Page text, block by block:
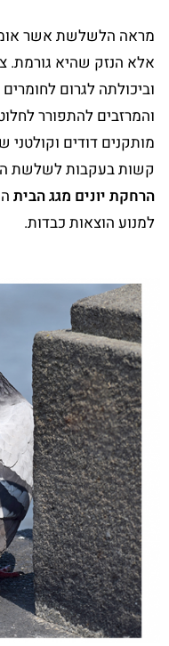
מראה הלשלשת אשר
אלא הנזק שהיא גורמת.
וביכולתה לגרום
והמרזבים להתפורר
מותקנים דודים
קשות בעקבות לשלשת
הרחקת יונים מגג הבית
למנוע הוצאות כבדות.